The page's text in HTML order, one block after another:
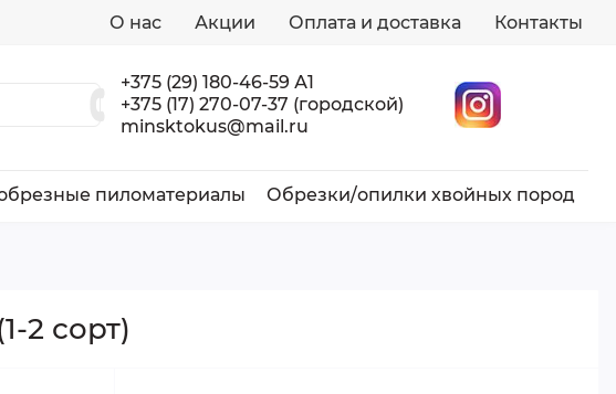
О нас Акции Оплата и доставка Контакты
+375 (29) 180-46-59 А1
+375 (17) 270-07-37 (городской)
minsktokus@mail.ru
пиломатериалы Обрезки/опилки хвойных пород
2 сорт)